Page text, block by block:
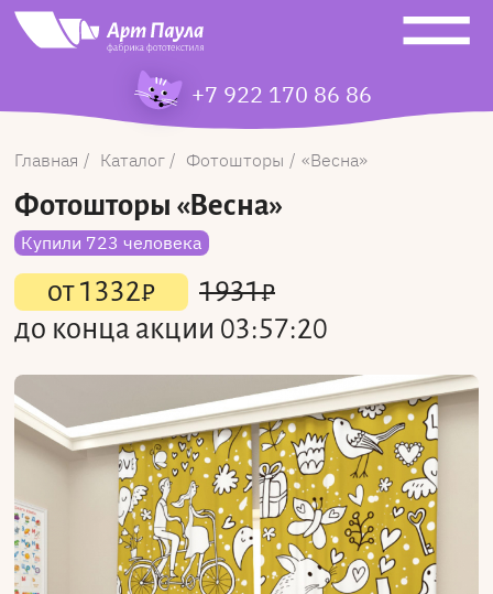
+7 922 170 86 86
Главная Каталог Фотошторы Весна
Фотошторы «Весна»
Купили 723 человека
от1332₽ 1931₽
до конца акции 03:57:20